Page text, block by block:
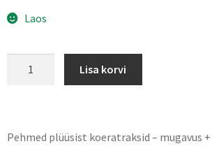
Laos
Lisa korvi
Pehmed plüüsist koeratraksid – mugavus